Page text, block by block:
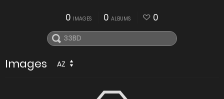
0 IMAGES 0 ALBUMS 0
Images AZ